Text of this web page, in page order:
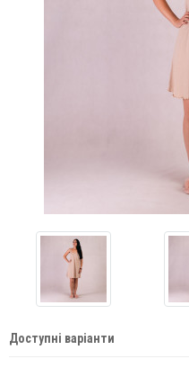
Доступні варіанти